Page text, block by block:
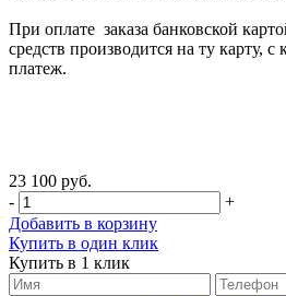
При оплате заказа банковской
средств производится на ту карту,
платеж.
23 100 руб.
-
+
Добавить в корзину
Купить в один клик
Купить в 1 клик